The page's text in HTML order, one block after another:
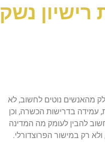
נשק
מהאנשים נוטים לחשוב, לא
עמידה בדרישות הכשרה, וכן
להבין לעומק מה המדינה
רק במישור הפרוצדורלי.